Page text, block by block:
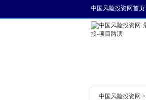
中国风险投资网首页
中国风险投资网 >